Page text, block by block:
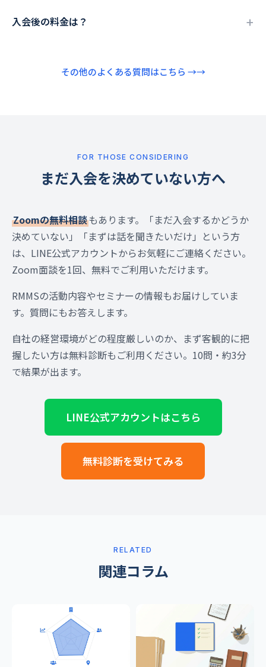
入会後の料金は？
その他のよくある質問はこちら →
FOR THOSE CONSIDERING
まだ入会を決めていない方へ
Zoomの無料相談もあります。「まだ入会するかどうか
決めていない」「まずは話を聞きたいだけ」という方
は、LINE公式アカウントからお気軽にご連絡ください。
Zoom面談を1回、無料でご利用いただけます。
RMMSの活動内容やセミナーの情報もお届けしていま
す。質問にもお答えします。
自社の経営環境がどの程度厳しいのか、まず客観的に把
握したい方は無料診断もご利用ください。10問・約3分
で結果が出ます。
LINE公式アカウントはこちら
無料診断を受けてみる
RELATED
関連コラム